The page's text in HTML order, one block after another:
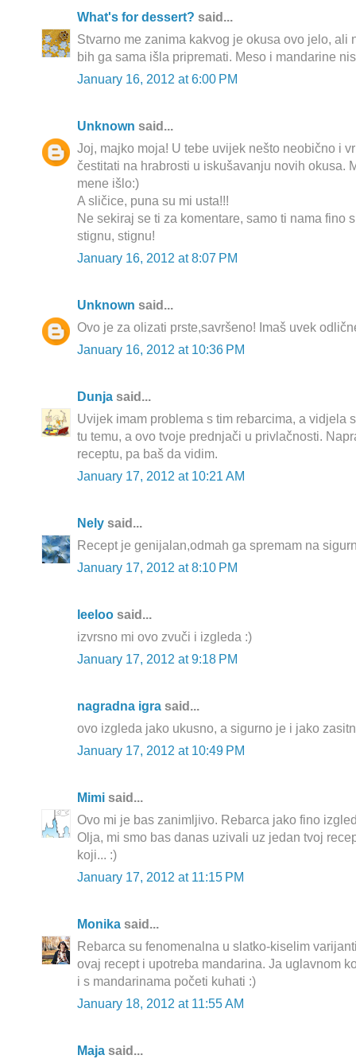
What's for dessert? said...
Stvarno me zanima kakvog je okusa ovo jelo, ali
bih ga sama išla pripremati. Meso i mandarine
January 16, 2012 at 6:00 PM
Unknown said...
Joj, majko moja! U tebe uvijek nešto neobično i
čestitati na hrabrosti u iskušavanju novih okusa.
mene išlo:)
A sličice, puna su mi usta!!!
Ne sekiraj se ti za komentare, samo ti nama fino
stignu, stignu!
January 16, 2012 at 8:07 PM
Unknown said...
Ovo je za olizati prste,savršeno! Imaš uvek
January 16, 2012 at 10:36 PM
Dunja said...
Uvijek imam problema s tim rebarcima, a vidjela
tu temu, a ovo tvoje prednjači u privlačnosti.
receptu, pa baš da vidim.
January 17, 2012 at 10:21 AM
Nely said...
Recept je genijalan,odmah ga spremam na
January 17, 2012 at 8:10 PM
leeloo said...
izvrsno mi ovo zvuči i izgleda :)
January 17, 2012 at 9:18 PM
nagradna igra said...
ovo izgleda jako ukusno, a sigurno je i jako
January 17, 2012 at 10:49 PM
Mimi said...
Ovo mi je bas zanimljivo. Rebarca jako fino
Olja, mi smo bas danas uzivali uz jedan tvoj
koji... :)
January 17, 2012 at 11:15 PM
Monika said...
Rebarca su fenomenalna u slatko-kiselim
ovaj recept i upotreba mandarina. Ja uglavnom
i s mandarinama početi kuhati :)
January 18, 2012 at 11:55 AM
Maja said...